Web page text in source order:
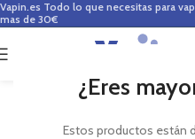
¿Eres
Estos productos están
Vapin.es Todo lo que necesitas para
mas de 30€